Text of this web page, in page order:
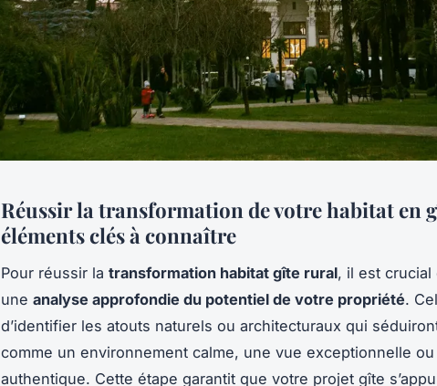
Réussir la transformation de votre habitat en
éléments clés à connaître
Pour réussir la transformation habitat gîte rural, il est crucial
une analyse approfondie du potentiel de votre propriété.
d’identifier les atouts naturels ou architecturaux qui
comme un environnement calme, une vue exceptionnelle
authentique. Cette étape garantit que votre projet gîte